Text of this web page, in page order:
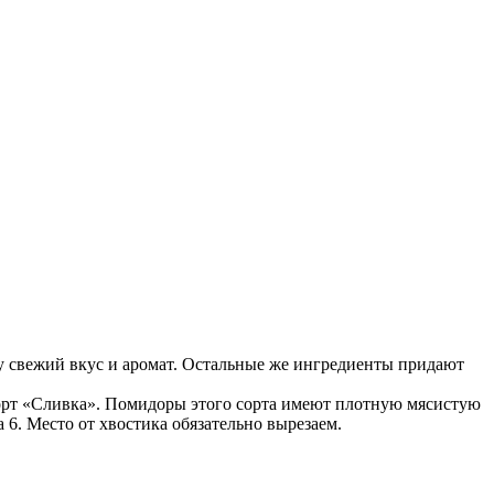
свежий вкус и аромат. Остальные же ингредиенты придают
«Сливка». Помидоры этого сорта имеют плотную мясистую
Место от хвостика обязательно вырезаем.